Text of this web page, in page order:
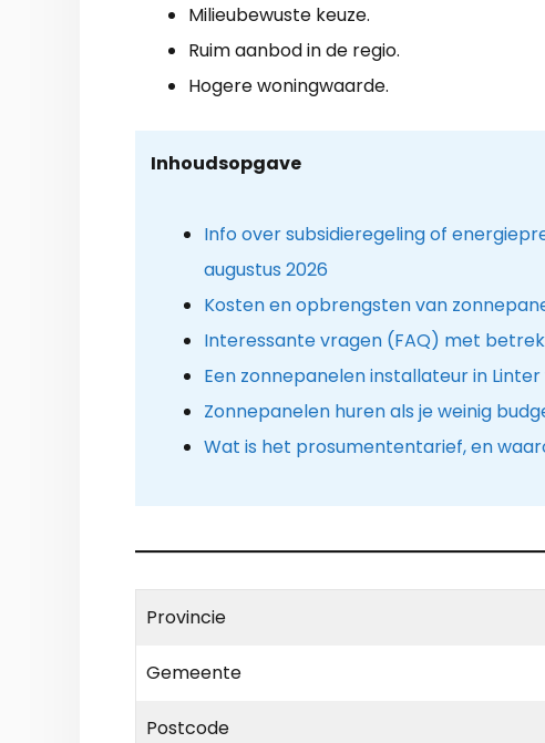
Milieubewuste keuze.
Ruim aanbod in de regio.
Hogere woningwaarde.
Inhoudsopgave
Info over subsidieregeling of
augustus 2026
Kosten en opbrengsten van
Interessante vragen (FAQ) met
Een zonnepanelen installateur in
Zonnepanelen huren als je weinig
Wat is het prosumententarief, en
Provincie
Gemeente
Postcode